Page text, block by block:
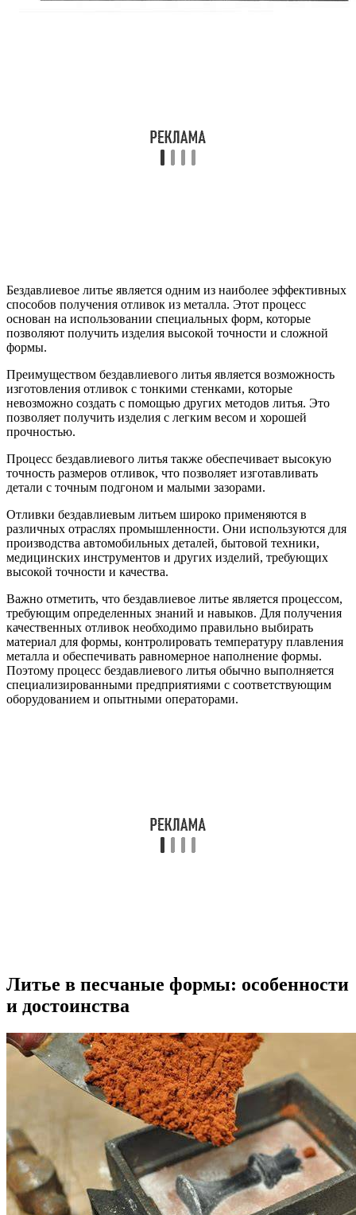
Бездавлиевое литье является одним из наиболее эффективных
способов получения отливок из металла. Этот процесс
основан на использовании специальных форм, которые
позволяют получить изделия высокой точности и сложной
формы.
Преимуществом бездавлиевого литья является возможность
изготовления отливок с тонкими стенками, которые
невозможно создать с помощью других методов литья. Это
позволяет получить изделия с легким весом и хорошей
прочностью.
Процесс бездавлиевого литья также обеспечивает высокую
точность размеров отливок, что позволяет изготавливать
детали с точным подгоном и малыми зазорами.
Отливки бездавлиевым литьем широко применяются в
различных отраслях промышленности. Они используются для
производства автомобильных деталей, бытовой техники,
медицинских инструментов и других изделий, требующих
высокой точности и качества.
Важно отметить, что бездавлиевое литье является процессом,
требующим определенных знаний и навыков. Для получения
качественных отливок необходимо правильно выбирать
материал для формы, контролировать температуру плавления
металла и обеспечивать равномерное наполнение формы.
Поэтому процесс бездавлиевого литья обычно выполняется
специализированными предприятиями с соответствующим
оборудованием и опытными операторами.
Литье в песчаные формы: особенности
и достоинства